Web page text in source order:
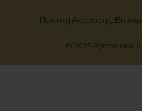
Πολιτική Ακύρωσης,
© 2025 Αγιορείτικα.